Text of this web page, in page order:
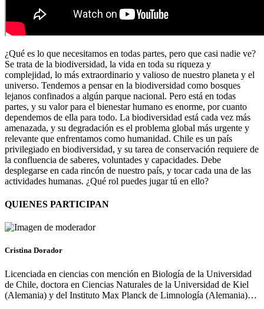
¿Qué es lo que necesitamos en todas partes, pero que casi nadie ve?
Se trata de la biodiversidad, la vida en toda su riqueza y
complejidad, lo más extraordinario y valioso de nuestro planeta y el
universo. Tendemos a pensar en la biodiversidad como bosques
lejanos confinados a algún parque nacional. Pero está en todas
partes, y su valor para el bienestar humano es enorme, por cuanto
dependemos de ella para todo. La biodiversidad está cada vez más
amenazada, y su degradación es el problema global más urgente y
relevante que enfrentamos como humanidad. Chile es un país
privilegiado en biodiversidad, y su tarea de conservación requiere de
la confluencia de saberes, voluntades y capacidades. Debe
desplegarse en cada rincón de nuestro país, y tocar cada una de las
actividades humanas. ¿Qué rol puedes jugar tú en ello?
QUIENES PARTICIPAN
Cristina Dorador
Licenciada en ciencias con mención en Biología de la Universidad
de Chile, doctora en Ciencias Naturales de la Universidad de Kiel
(Alemania) y del Instituto Max Planck de Limnología (Alemania)…